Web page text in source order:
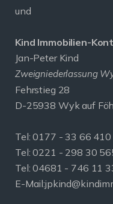
und
Kind Immobilien-
Jan-Peter Kind
Zweigniederlassung
Fehrstieg 28
D-25938 Wyk auf
Tel:0177 - 33 66 410
Tel: 0221 - 298 30
Tel: 04681 - 746 11
E-Mail: